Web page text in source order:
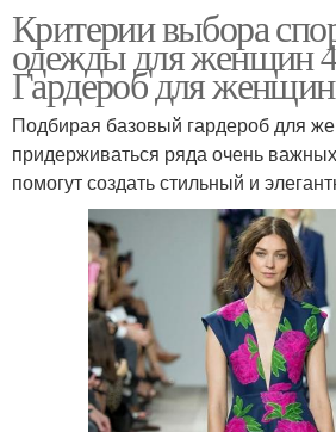
Критерии выбора
одежды для женщин
Гардероб для
Подбирая базовый гардероб для
придерживаться ряда очень
помогут создать стильный и